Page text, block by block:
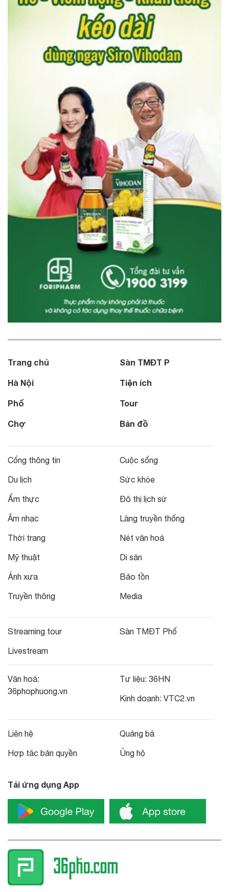
Trang chủ
Hà Nội
Phố
Chợ
Sàn TMĐT P
Tiện ích
Tour
Bản đồ
Cổng thông tin
Du lịch
Ẩm thực
Âm nhạc
Thời trang
Mỹ thuật
Ảnh xưa
Truyền thông
Cuộc sống
Sức khỏe
Đô thị lịch sử
Làng truyền thống
Nét văn hoá
Di sản
Bảo tồn
Media
Streaming tour
Livestream
Sàn TMĐT Phố
Văn hoá:
36phophuong.vn
Tư liệu: 36HN
Kinh doanh: VTC2.vn
Liên hệ
Hợp tác bản quyền
Quảng bá
Ủng hộ
Tải ứng dụng App